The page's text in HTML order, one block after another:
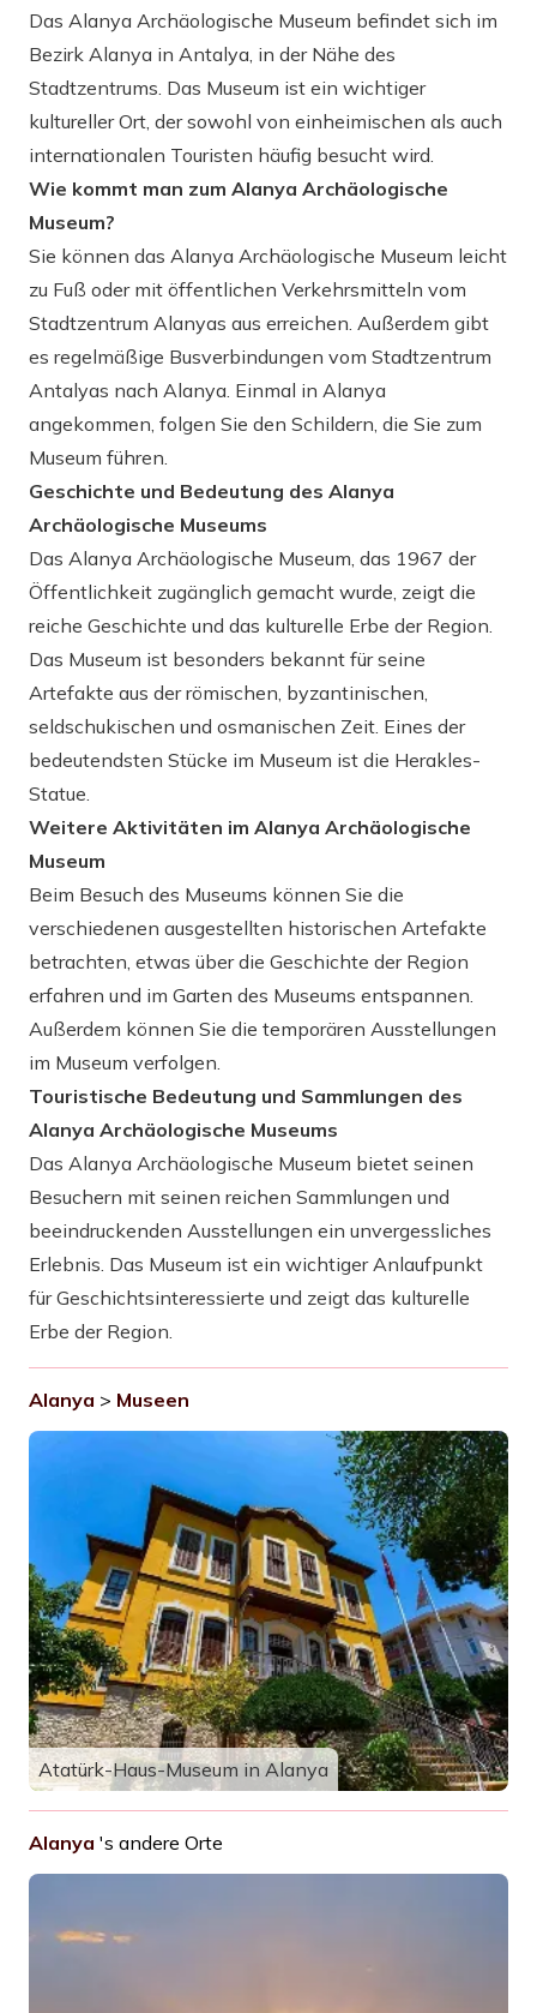
Das Alanya Archäologische Museum befindet sich im
Bezirk Alanya in Antalya, in der Nähe des
Stadtzentrums. Das Museum ist ein wichtiger
kultureller Ort, der sowohl von einheimischen als auch
internationalen Touristen häufig besucht wird.
Wie kommt man zum Alanya Archäologische
Museum?
Sie können das Alanya Archäologische Museum leicht
zu Fuß oder mit öffentlichen Verkehrsmitteln vom
Stadtzentrum Alanyas aus erreichen. Außerdem gibt
es regelmäßige Busverbindungen vom Stadtzentrum
Antalyas nach Alanya. Einmal in Alanya
angekommen, folgen Sie den Schildern, die Sie zum
Museum führen.
Geschichte und Bedeutung des Alanya
Archäologische Museums
Das Alanya Archäologische Museum, das 1967 der
Öffentlichkeit zugänglich gemacht wurde, zeigt die
reiche Geschichte und das kulturelle Erbe der Region.
Das Museum ist besonders bekannt für seine
Artefakte aus der römischen, byzantinischen,
seldschukischen und osmanischen Zeit. Eines der
bedeutendsten Stücke im Museum ist die Herakles-
Statue.
Weitere Aktivitäten im Alanya Archäologische
Museum
Beim Besuch des Museums können Sie die
verschiedenen ausgestellten historischen Artefakte
betrachten, etwas über die Geschichte der Region
erfahren und im Garten des Museums entspannen.
Außerdem können Sie die temporären Ausstellungen
im Museum verfolgen.
Touristische Bedeutung und Sammlungen des
Alanya Archäologische Museums
Das Alanya Archäologische Museum bietet seinen
Besuchern mit seinen reichen Sammlungen und
beeindruckenden Ausstellungen ein unvergessliches
Erlebnis. Das Museum ist ein wichtiger Anlaufpunkt
für Geschichtsinteressierte und zeigt das kulturelle
Erbe der Region.
Alanya > Museen
Atatürk-Haus-Museum in Alanya
Alanya 's andere Orte